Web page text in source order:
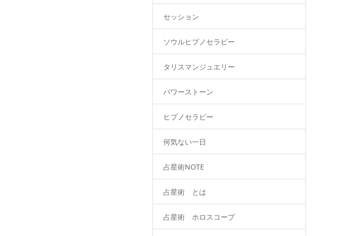
セッション
ソウルヒプノセラピー
タリスマンジュエリー
パワーストーン
ヒプノセラピー
何気ない一日
占星術NOTE
占星術 とは
占星術 ホロスコープ